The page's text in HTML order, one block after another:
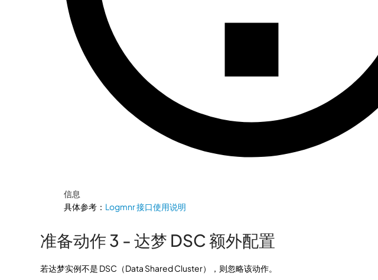
信息
具体参考： Logmnr 接口使用说明
准备动作 3 - 达梦 DSC 额外配置
若达梦实例不是 DSC（Data Shared Cluster），则忽略该动作。